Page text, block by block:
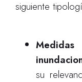
siguiente
su